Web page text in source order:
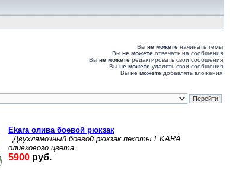
Вы не можете начинать темы
Вы не можете отвечать на сообщения
Вы не можете редактировать свои сообщения
Вы не можете удалять свои сообщения
Вы не можете добавлять вложения